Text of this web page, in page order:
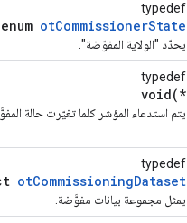
typedef
enum otCommissionerState
يحدّد "الولاية المفوّضة".
typedef
void(*
يتم استدعاء المؤشر كلما تغيّرت حالة
typedef
otCommissioningDataset
يمثل مجموعة بيانات مفوَّضة.